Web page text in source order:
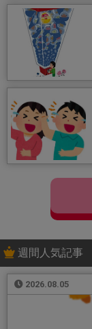
週間人気記事
2026.08.05